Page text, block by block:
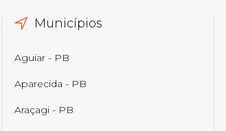
Municípios
Aguiar - PB
Aparecida - PB
Araçagi - PB